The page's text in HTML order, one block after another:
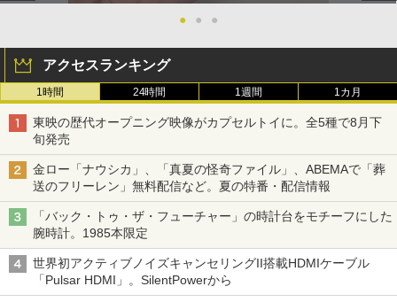
● ● ●
アクセスランキング
1時間 24時間 1週間 1カ月
東映の歴代オープニング映像がカプセルトイに。全5種で8月下
旬発売
金ロー「ナウシカ」、「真夏の怪奇ファイル」、ABEMAで「葬
送のフリーレン」無料配信など。夏の特番・配信情報
「バック・トゥ・ザ・フューチャー」の時計台をモチーフにした
腕時計。1985本限定
世界初アクティブノイズキャンセリングII搭載HDMIケーブル
「Pulsar HDMI」。SilentPowerから